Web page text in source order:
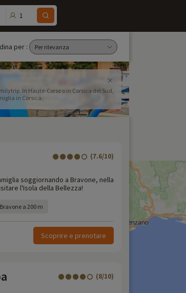
1
per :
In Haute-Corse o in Corsica del Sud,
in Corsica.
(7.6/10)
soggiornando a Bravone, nella
l'Isola della Bellezza!
a 200 m
Scoprire e prenotare
(8/10)